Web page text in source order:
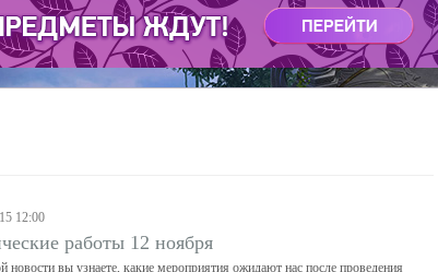
12:00
работы 12 ноября
новости вы узнаете, какие мероприятия ожидают нас после проведения